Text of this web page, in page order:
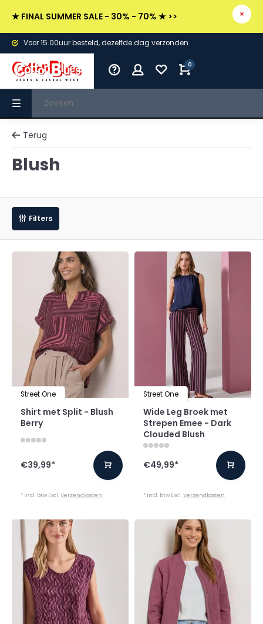
★ FINAL SUMMER SALE - 30% - 70% ★ >>
Voor 15.00uur besteld, dezelfde dag verzonden
0
Terug
Blush
Filters
Street One
Shirt met Split - Blush
Berry
€39,99*
* Incl. btw Excl.Verzendkosten
Street One
Wide Leg Broek met
Strepen Emee - Dark
Clouded Blush
€49,99*
* Incl. btw Excl.Verzendkosten